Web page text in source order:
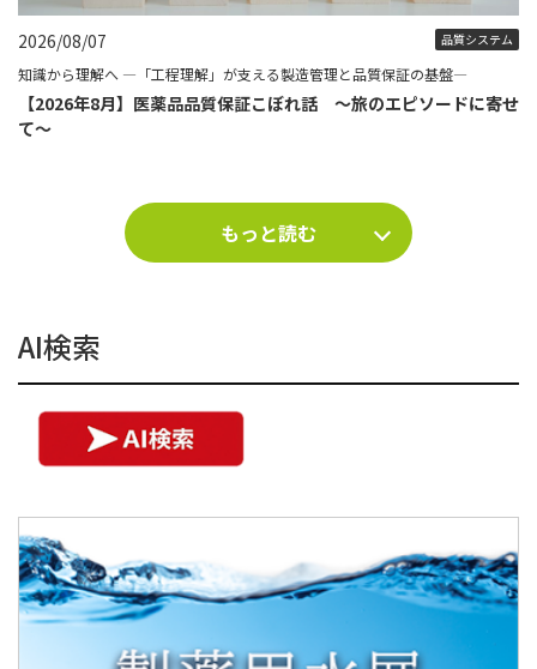
2026/08/07 品質システム
知識から理解へ ―「工程理解」が支える製造管理と品質保証の基盤―
【2026年8月】医薬品品質保証こぼれ話 ～旅のエピソードに寄せ
て～
もっと読む
AI検索